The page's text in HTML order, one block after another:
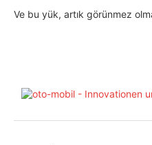
Ve bu yük, artık görünmez